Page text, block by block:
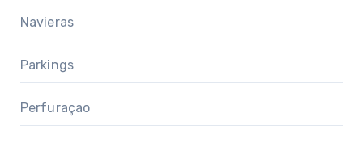
Navieras
Parkings
Perfuraçao